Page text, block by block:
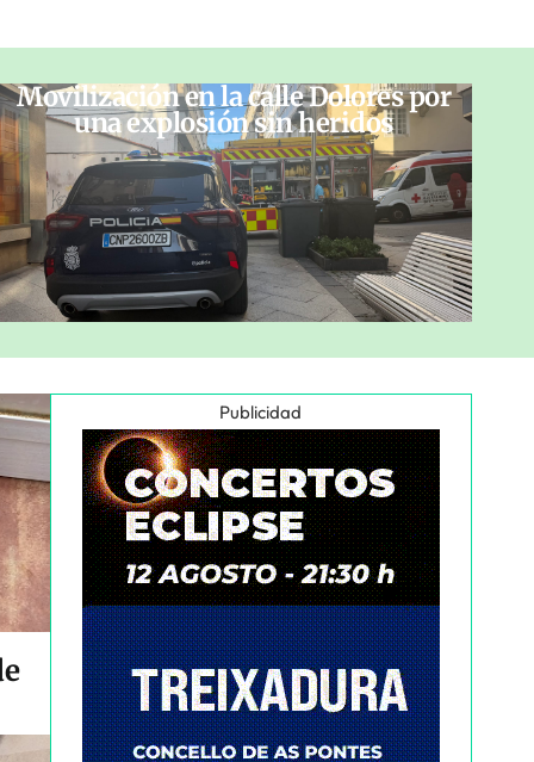
Movilización en la calle Dolores por
una explosión sin heridos
Publicidad